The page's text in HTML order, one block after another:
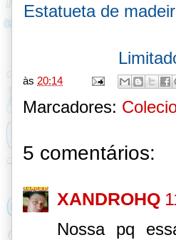
Estatueta de
às 20:14
Marcadores:
5 comentários:
XANDROHQ
Nossa pq